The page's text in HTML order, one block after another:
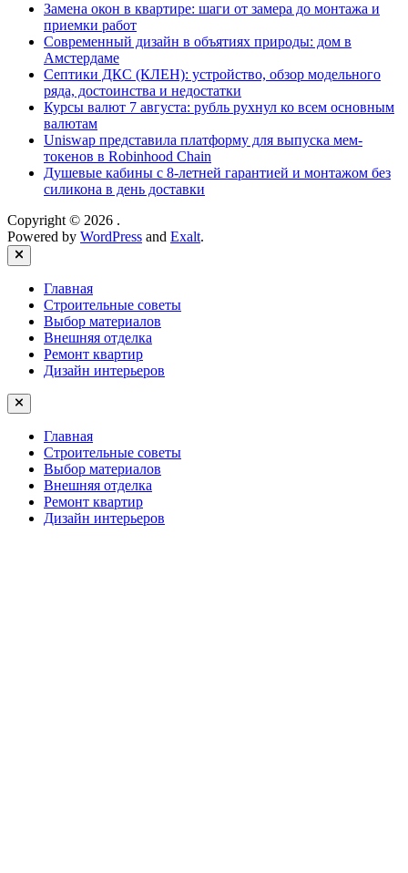
Замена окон в квартире: шаги от замера до монтажа и
приемки работ
Современный дизайн в объятиях природы: дом в
Амстердаме
Септики ДКС (КЛЕН): устройство, обзор модельного
ряда, достоинства и недостатки
Курсы валют 7 августа: рубль рухнул ко всем основным
валютам
Uniswap представила платформу для выпуска мем-
токенов в Robinhood Chain
Душевые кабины с 8‑летней гарантией и монтажом без
силикона в день доставки
Copyright © 2026 .
Powered by WordPress and Exalt.
Close
Главная
Строительные советы
Выбор материалов
Внешняя отделка
Ремонт квартир
Дизайн интерьеров
Главная
Строительные советы
Выбор материалов
Внешняя отделка
Ремонт квартир
Дизайн интерьеров